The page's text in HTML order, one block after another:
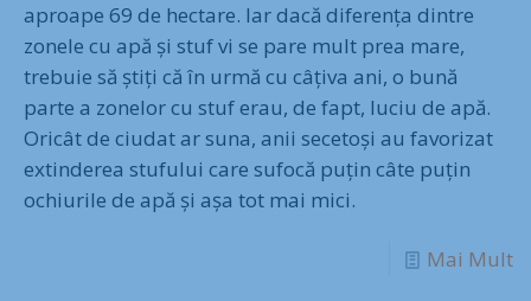
aproape 69 de hectare. Iar dacă diferența dintre
zonele cu apă și stuf vi se pare mult prea mare,
trebuie să știți că în urmă cu câțiva ani, o bună
parte a zonelor cu stuf erau, de fapt, luciu de apă.
Oricât de ciudat ar suna, anii secetoși au favorizat
extinderea stufului care sufocă puțin câte puțin
ochiurile de apă și așa tot mai mici.
Mai Mult